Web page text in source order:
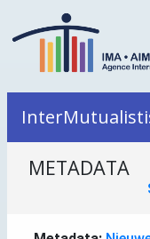
METADATA